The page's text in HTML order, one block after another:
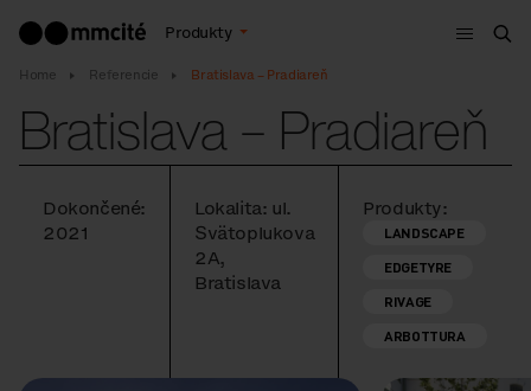
Produkty
Menu
Home Referencie Bratislava – Pradiareň
Bratislava – Pradiareň
Dokončené:
2021
Lokalita: ul.
Svätoplukova
2A,
Bratislava
Produkty:
LANDSCAPE
EDGETYRE
RIVAGE
ARBOTTURA